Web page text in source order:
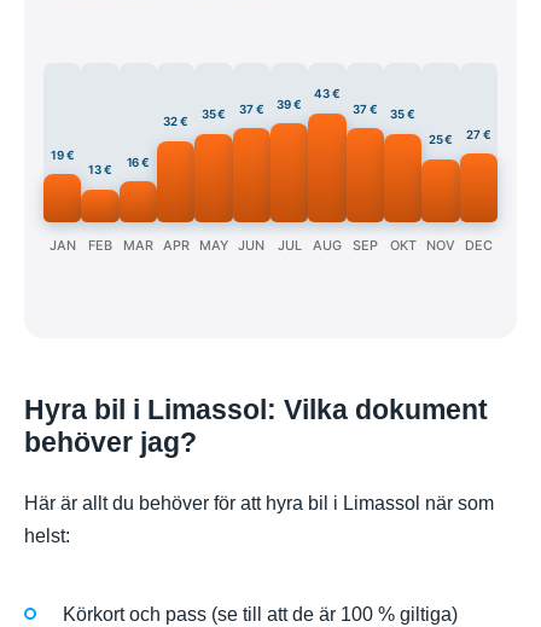
19 €
JAN
13 €
FEB
16 €
MAR
32 €
APR
35 €
MAY
37 €
JUN
39 €
JUL
43 €
AUG
37 €
SEP
35 €
OKT
25 €
NOV
27 €
DEC
Hyra bil i Limassol: Vilka dokument
behöver jag?
Här är allt du behöver för att hyra bil i Limassol när som
helst:
Körkort och pass (se till att de är 100 % giltiga)